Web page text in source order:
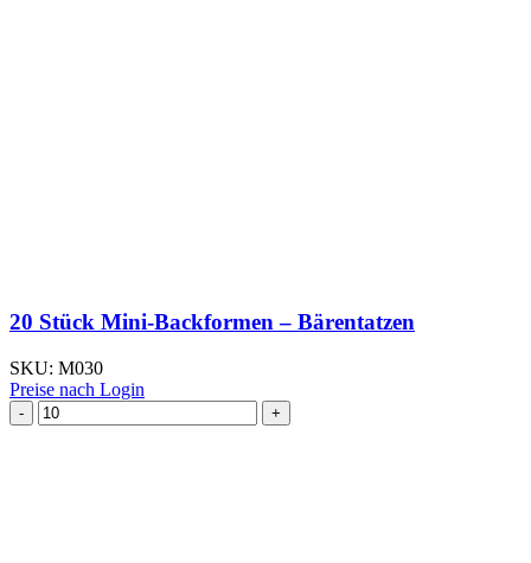
20 Stück Mini-Backformen – Bärentatzen
SKU: M030
Preise nach Login
20
Stück